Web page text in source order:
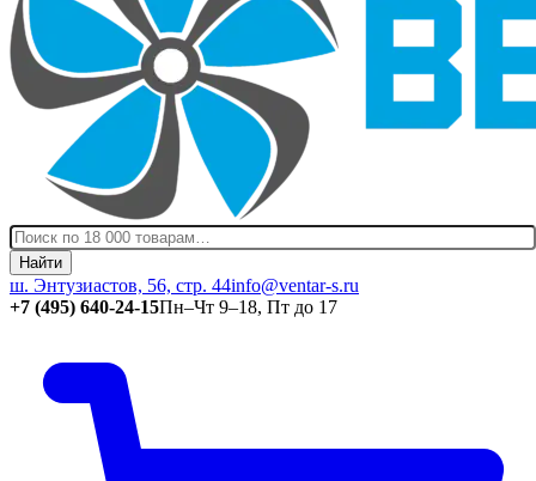
Найти
ш. Энтузиастов, 56, стр. 44info@ventar-s.ru
+7 (495) 640-24-15Пн–Чт 9–18, Пт до 17